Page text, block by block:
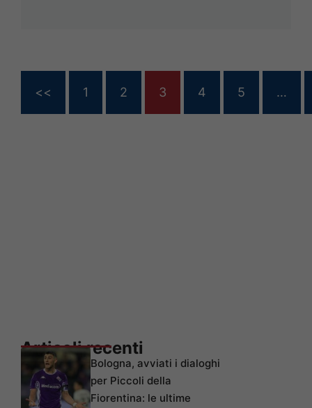
<< 1 2 3 4 5 …
Articoli recenti
Bologna, avviati i dialoghi
per Piccoli della
Fiorentina: le ultime